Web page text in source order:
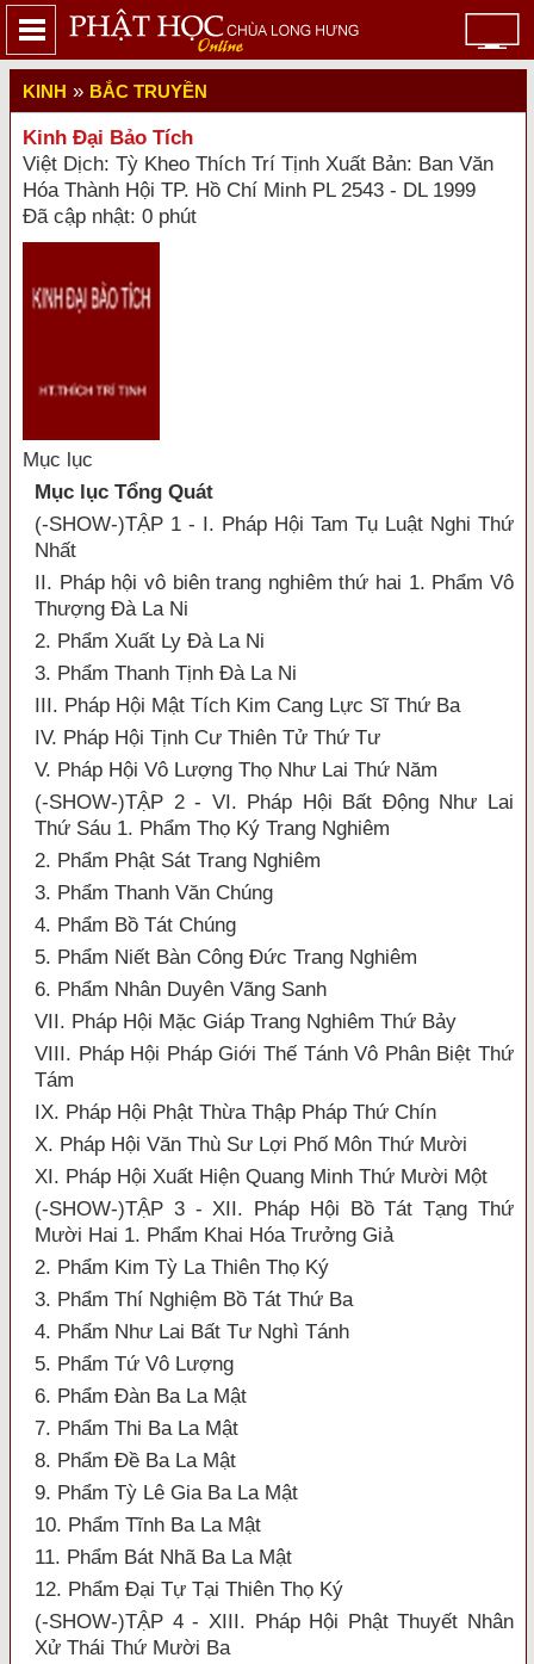
KINH » BẮC TRUYỀN
Kinh Đại Bảo Tích
Việt Dịch: Tỳ Kheo Thích Trí Tịnh Xuất Bản: Ban Văn
Hóa Thành Hội TP. Hồ Chí Minh PL 2543 - DL 1999
Đã cập nhật: 0 phút
Mục lục
Mục lục Tổng Quát
(-SHOW-)TẬP 1 - I. Pháp Hội Tam Tụ Luật Nghi Thứ
Nhất
II. Pháp hội vô biên trang nghiêm thứ hai 1. Phẩm Vô
Thượng Đà La Ni
2. Phẩm Xuất Ly Đà La Ni
3. Phẩm Thanh Tịnh Đà La Ni
III. Pháp Hội Mật Tích Kim Cang Lực Sĩ Thứ Ba
IV. Pháp Hội Tịnh Cư Thiên Tử Thứ Tư
V. Pháp Hội Vô Lượng Thọ Như Lai Thứ Năm
(-SHOW-)TẬP 2 - VI. Pháp Hội Bất Động Như Lai
Thứ Sáu 1. Phẩm Thọ Ký Trang Nghiêm
2. Phẩm Phật Sát Trang Nghiêm
3. Phẩm Thanh Văn Chúng
4. Phẩm Bồ Tát Chúng
5. Phẩm Niết Bàn Công Đức Trang Nghiêm
6. Phẩm Nhân Duyên Vãng Sanh
VII. Pháp Hội Mặc Giáp Trang Nghiêm Thứ Bảy
VIII. Pháp Hội Pháp Giới Thế Tánh Vô Phân Biệt Thứ
Tám
IX. Pháp Hội Phật Thừa Thập Pháp Thứ Chín
X. Pháp Hội Văn Thù Sư Lợi Phố Môn Thứ Mười
XI. Pháp Hội Xuất Hiện Quang Minh Thứ Mười Một
(-SHOW-)TẬP 3 - XII. Pháp Hội Bồ Tát Tạng Thứ
Mười Hai 1. Phẩm Khai Hóa Trưởng Giả
2. Phẩm Kim Tỳ La Thiên Thọ Ký
3. Phẩm Thí Nghiệm Bồ Tát Thứ Ba
4. Phẩm Như Lai Bất Tư Nghì Tánh
5. Phẩm Tứ Vô Lượng
6. Phẩm Đàn Ba La Mật
7. Phẩm Thi Ba La Mật
8. Phẩm Đề Ba La Mật
9. Phẩm Tỳ Lê Gia Ba La Mật
10. Phẩm Tĩnh Ba La Mật
11. Phẩm Bát Nhã Ba La Mật
12. Phẩm Đại Tự Tại Thiên Thọ Ký
(-SHOW-)TẬP 4 - XIII. Pháp Hội Phật Thuyết Nhân
Xử Thái Thứ Mười Ba